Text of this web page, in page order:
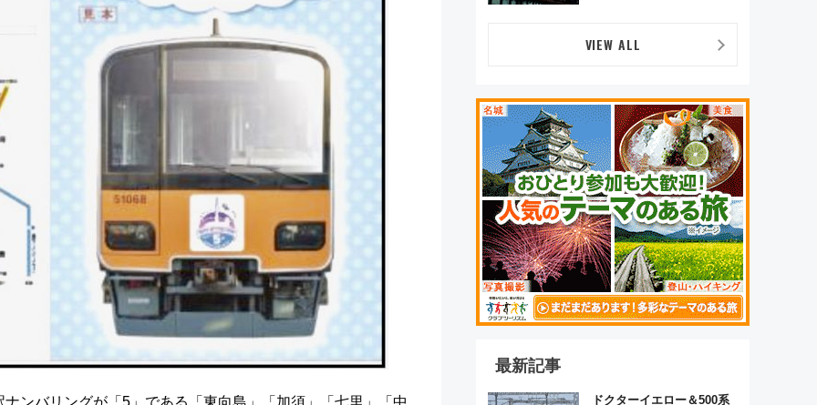
VIEW ALL
最新記事
ドクターイエロー＆500系